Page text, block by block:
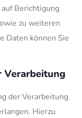
Berichtigung
zu weiteren
Daten können Sie
Verarbeitung
der Verarbeitung
Hierzu